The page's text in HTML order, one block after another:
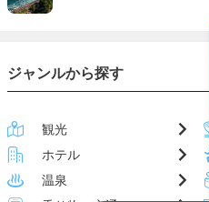
ジャンルから探す
観光
ホテル
温泉